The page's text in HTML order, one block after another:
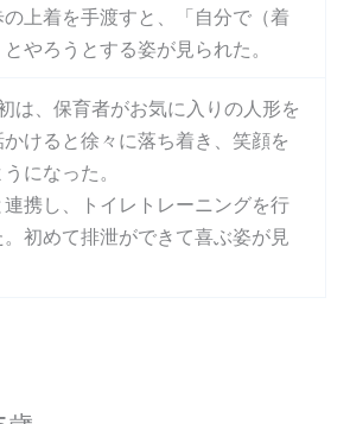
の上着を手渡すと、「自分で（着
やろうとする姿が見られた。
は、保育者がお気に入りの人形を
けると徐々に落ち着き、笑顔を
になった。
連携し、トイレトレーニングを行
。初めて排泄ができて喜ぶ姿が見